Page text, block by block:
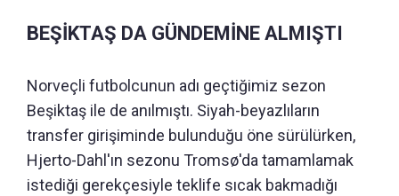
BEŞİKTAŞ DA GÜNDEMİNE ALMIŞTI
Norveçli futbolcunun adı geçtiğimiz sezon
Beşiktaş ile de anılmıştı. Siyah-beyazlıların
transfer girişiminde bulunduğu öne sürülürken,
Hjerto-Dahl'ın sezonu Tromsø'da tamamlamak
istediği gerekçesiyle teklife sıcak bakmadığı